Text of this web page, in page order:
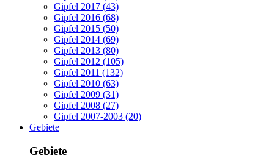
Gipfel 2017 (43)
Gipfel 2016 (68)
Gipfel 2015 (50)
Gipfel 2014 (69)
Gipfel 2013 (80)
Gipfel 2012 (105)
Gipfel 2011 (132)
Gipfel 2010 (63)
Gipfel 2009 (31)
Gipfel 2008 (27)
Gipfel 2007-2003 (20)
Gebiete
Gebiete